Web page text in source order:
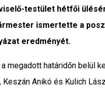
testület hétfői
ismertette a
eredményét.
megadott határidőn belül
Keszán Anikó és Kulich